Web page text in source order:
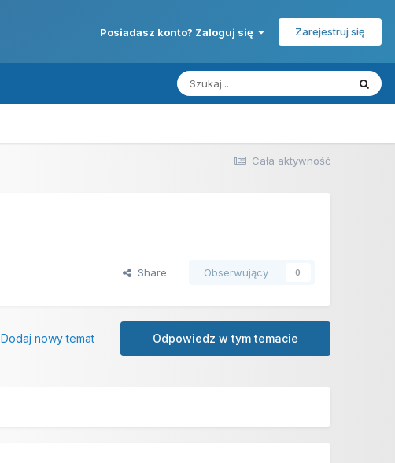
Posiadasz konto? Zaloguj się Zarejestruj się
Cała aktywność
Share Obserwujący 0
Odpowiedz w tym temacie
Dodaj nowy temat